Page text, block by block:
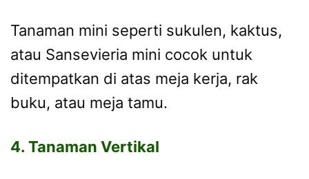
Tanaman mini seperti sukulen, kaktus,
atau Sansevieria mini cocok untuk
ditempatkan di atas meja kerja, rak
buku, atau meja tamu.
4. Tanaman Vertikal